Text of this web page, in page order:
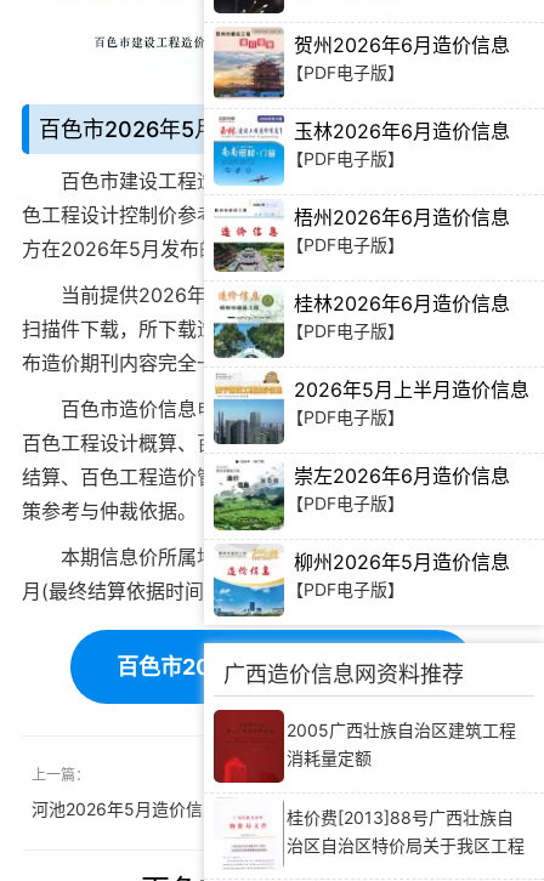
百色市2026年5月造价信息说明：
百色市建设工程造价信息期刊
色工程设计控制价参考，由百色市建设工程造价管理站官
方在2026年5月 发布的建筑材料价格信息。
当前提供2026年5月百色市工程造价信息PDF电子版
扫描件下载，所下载造价信息与百色市造价管理站官方发
布造价期刊内容完全一致。
百色市造价信息电子版可为 百色工程造价招标投标
百色工程设计概算、 百色建设施工图预算
结算、 百色工程造价管理审计等提供建筑材料价格编制决
策参考与仲裁依据。
本期信息价所属地域：百色，对应时间为：2026年5
月(最终结算依据时间需根据工程双方签订合同为准)。
百色市2026年5月造价信息下载
上一篇：
河池2026年5月造价信息 包头2026年6月造价信息
贺州2026年6月造价信息
【PDF电子版】
玉林2026年6月造价信息
【PDF电子版】
梧州2026年6月造价信息
【PDF电子版】
桂林2026年6月造价信息
【PDF电子版】
2026年5月上半月造价信息
【PDF电子版】
崇左2026年6月造价信息
【PDF电子版】
柳州2026年5月造价信息
【PDF电子版】
广西造价信息网资料推荐
2005广西壮族自治区建筑工程
消耗量定额
桂价费[2013]88号广西壮族自
治区自治区特价局关于我区工程